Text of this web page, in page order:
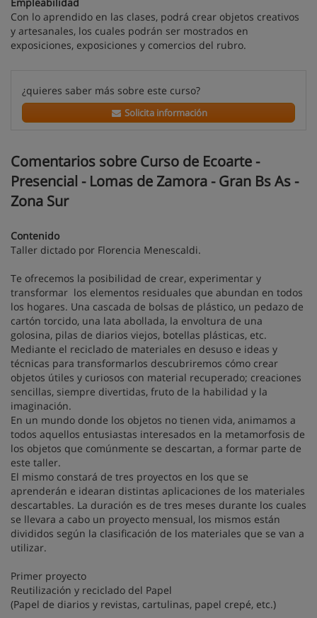
Empleabilidad
Con lo aprendido en las clases, podrá crear objetos creativos
y artesanales, los cuales podrán ser mostrados en
exposiciones, exposiciones y comercios del rubro.
¿quieres saber más sobre este curso?
Solicita información
Comentarios sobre Curso de Ecoarte -
Presencial - Lomas de Zamora - Gran Bs As -
Zona Sur
Contenido
Taller dictado por Florencia Menescaldi.
Te ofrecemos la posibilidad de crear, experimentar y
transformar los elementos residuales que abundan en todos
los hogares. Una cascada de bolsas de plástico, un pedazo de
cartón torcido, una lata abollada, la envoltura de una
golosina, pilas de diarios viejos, botellas plásticas, etc.
Mediante el reciclado de materiales en desuso e ideas y
técnicas para transformarlos descubriremos cómo crear
objetos útiles y curiosos con material recuperado; creaciones
sencillas, siempre divertidas, fruto de la habilidad y la
imaginación.
En un mundo donde los objetos no tienen vida, animamos a
todos aquellos entusiastas interesados en la metamorfosis de
los objetos que comúnmente se descartan, a formar parte de
este taller.
El mismo constará de tres proyectos en los que se
aprenderán e idearan distintas aplicaciones de los materiales
descartables. La duración es de tres meses durante los cuales
se llevara a cabo un proyecto mensual, los mismos están
divididos según la clasificación de los materiales que se van a
utilizar.
Primer proyecto
Reutilización y reciclado del Papel
(Papel de diarios y revistas, cartulinas, papel crepé, etc.)